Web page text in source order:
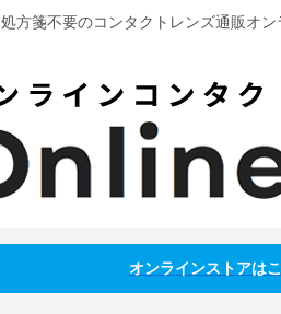
処方箋不要のコンタクトレンズ通販オ
オンラインストアは